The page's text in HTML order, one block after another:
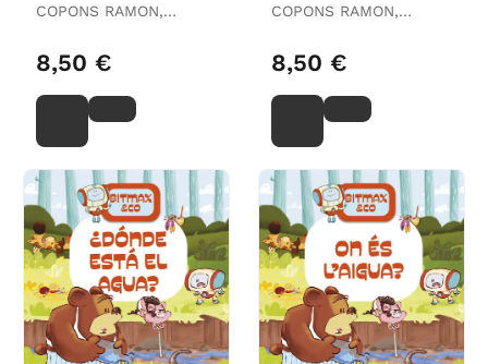
COPONS RAMON,
8,50 €
COPONS RAMON,
8,50 €